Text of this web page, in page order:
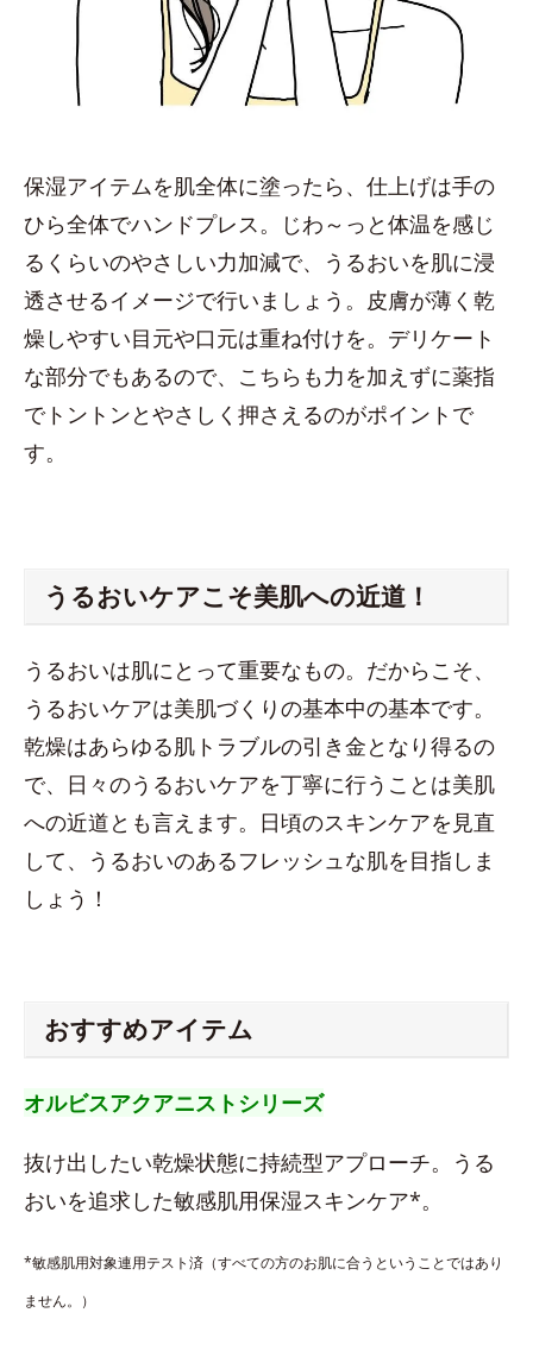
保湿アイテムを肌全体に塗ったら、仕上げは手の
ひら全体でハンドプレス。じわ～っと体温を感じ
るくらいのやさしい力加減で、うるおいを肌に浸
透させるイメージで行いましょう。皮膚が薄く乾
燥しやすい目元や口元は重ね付けを。デリケート
な部分でもあるので、こちらも力を加えずに薬指
でトントンとやさしく押さえるのがポイントで
す。
うるおいケアこそ美肌への近道！
うるおいは肌にとって重要なもの。だからこそ、
うるおいケアは美肌づくりの基本中の基本です。
乾燥はあらゆる肌トラブルの引き金となり得るの
で、日々のうるおいケアを丁寧に行うことは美肌
への近道とも言えます。日頃のスキンケアを見直
して、うるおいのあるフレッシュな肌を目指しま
しょう！
おすすめアイテム
オルビスアクアニストシリーズ
抜け出したい乾燥状態に持続型アプローチ。うる
おいを追求した敏感肌用保湿スキンケア*。
*敏感肌用対象連用テスト済（すべての方のお肌に合うということではあり
ません。）